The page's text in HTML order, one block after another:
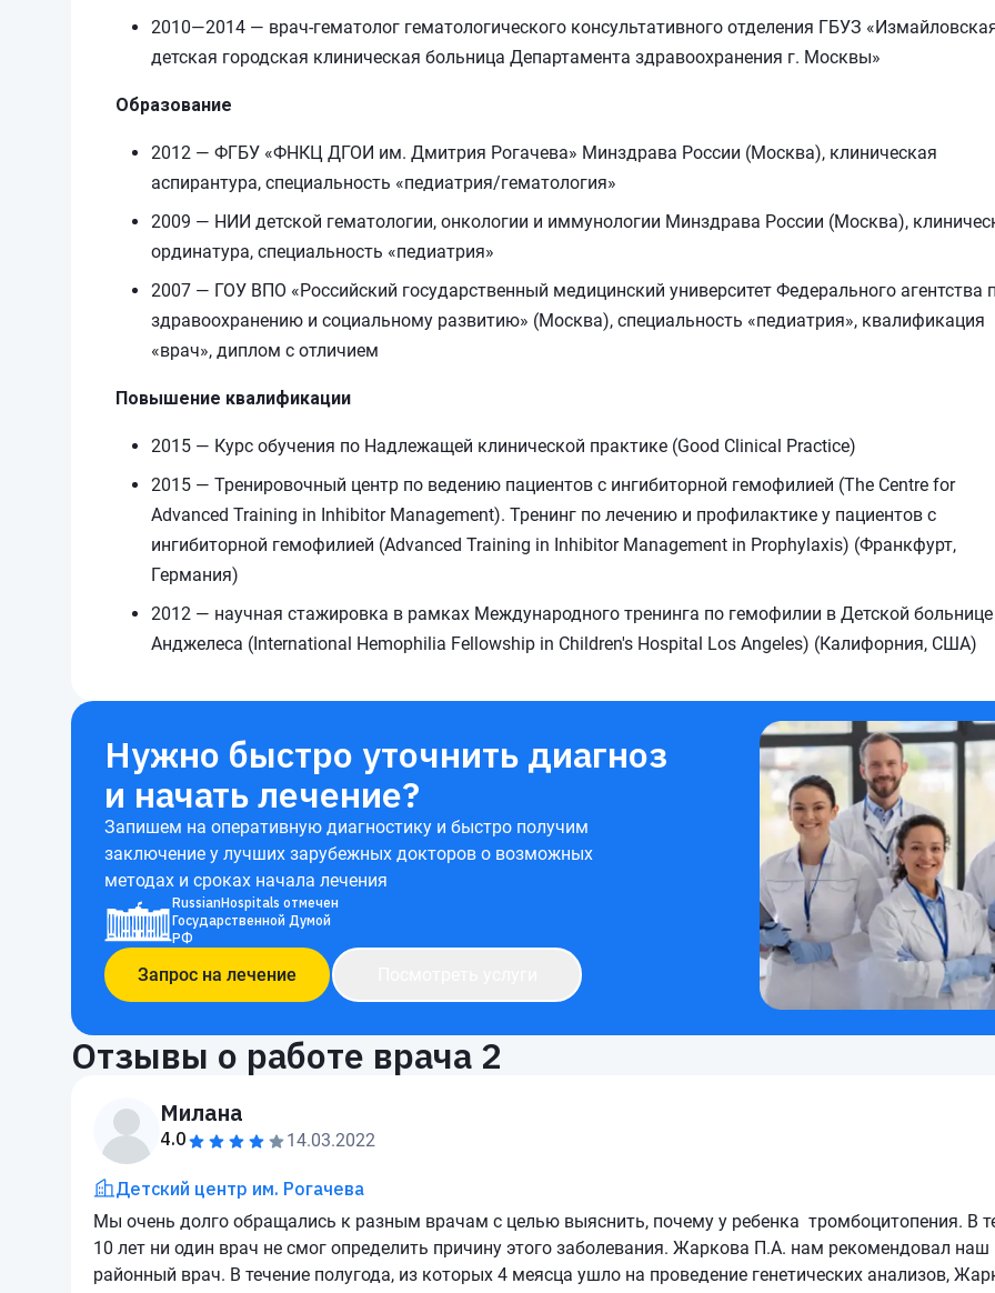
2010—2014 — врач-гематолог гематологического консультативного отделения ГБУЗ
детская городская клиническая больница Департамента здравоохранения г. Москвы»
Образование
2012 — ФГБУ «ФНКЦ ДГОИ им. Дмитрия Рогачева» Минздрава России (Москва), клиническая
аспирантура, специальность «педиатрия/гематология»
2009 — НИИ детской гематологии, онкологии и иммунологии Минздрава России (Москва),
ординатура, специальность «педиатрия»
2007 — ГОУ ВПО «Российский государственный медицинский университет Федерального агентства
здравоохранению и социальному развитию» (Москва), специальность «педиатрия», квалификация
«врач», диплом с отличием
Повышение квалификации
2015 — Курс обучения по Надлежащей клинической практике (Good Clinical Practice)
2015 — Тренировочный центр по ведению пациентов с ингибиторной гемофилией (The Centre for
Advanced Training in Inhibitor Management). Тренинг по лечению и профилактике у пациентов с
ингибиторной гемофилией (Advanced Training in Inhibitor Management in Prophylaxis) (Франкфурт,
Германия)
2012 — научная стажировка в рамках Международного тренинга по гемофилии в Детской
Анджелеса (International Hemophilia Fellowship in Children's Hospital Los Angeles) (Калифорния, США)
Нужно быстро уточнить диагноз
и начать лечение?
Запишем на оперативную диагностику и быстро получим
заключение у лучших зарубежных докторов о возможных
методах и сроках начала лечения
RussianHospitals отмечен
Государственной Думой
РФ
Запрос на лечение
Отзывы о работе врача 2
Милана
4.0 14.03.2022
Детский центр им. Рогачева
Мы очень долго обращались к разным врачам с целью выяснить, почему у ребенка тромбоцитопения. В
10 лет ни один врач не смог определить причину этого заболевания. Жаркова П.А. нам рекомендовал наш
районный врач. В течение полугода, из которых 4 меясца ушло на проведение генетических анализов,